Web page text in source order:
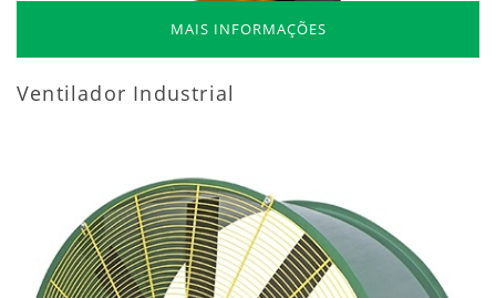
MAIS INFORMAÇÕES
Ventilador Industrial